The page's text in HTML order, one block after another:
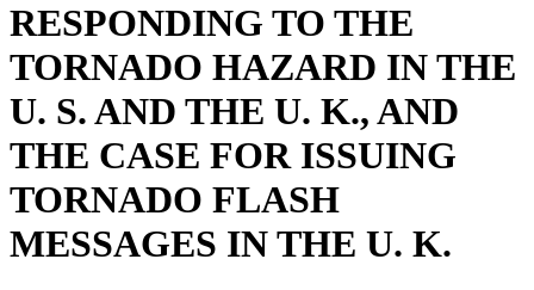
RESPONDING TO THE
TORNADO HAZARD IN THE
U. S. AND THE U. K., AND
THE CASE FOR ISSUING
TORNADO FLASH
MESSAGES IN THE U. K.